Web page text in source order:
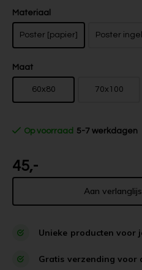
Materiaal
Poster [papier] Poster
Maat
60x80 70x100
Op voorraad 5-7 werkdagen
45,-
Aan
Unieke producten voor
Gratis verzending voor